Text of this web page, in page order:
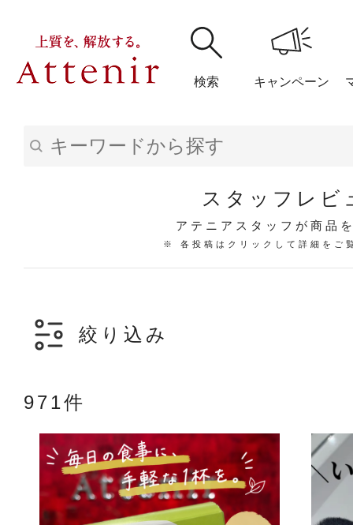
検索 キャンペーン
アテニア
アテニアの「
スタッフレビ
アテニアスタッフが商品
※ 各投稿はクリックして詳細をご
絞り込み
971件